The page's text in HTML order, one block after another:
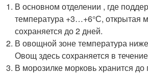
В основном отделении , где
температура +3…+6°С, открытая
сохраняется до 2 дней.
В овощной зоне температура
Овощ здесь сохраняется в
В морозилке морковь хранится до